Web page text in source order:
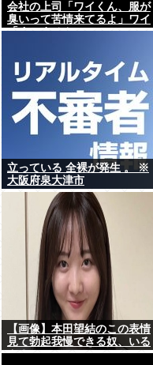
会社の上司「ワイくん、服が
臭いって苦情来てるよ」ワイ
「すいません」
立っている 全裸が発生 。 ※
大阪府泉大津市
【画像】本田望結のこの表情
見て勃起我慢できる奴、いる
ん？